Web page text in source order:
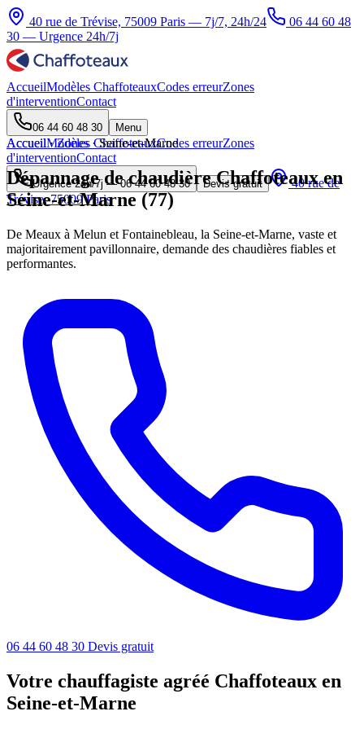
40 rue de Trévise, 75009 Paris — 7j/7, 24h/24
06 44 60 48
30 — Urgence 24h/7j
AccueilModèles ChaffoteauxCodes erreurZones
d'interventionContact
06 44 60 48 30 Menu
AccueilModèles ChaffoteauxCodes erreurZones
d'interventionContact
Urgence 24h/7j —06 44 60 48 30 Devis gratuit
40 rue de
Trévise, 75009 Paris
Accueil·Zones·Seine-et-Marne
Dépannage de chaudière Chaffoteaux en
Seine-et-Marne (77)
De Meaux à Melun et Fontainebleau, la Seine-et-Marne, vaste et
majoritairement pavillonnaire, demande des chaudières fiables et
performantes.
06 44 60 48 30 Devis gratuit
Votre chauffagiste agréé Chaffoteaux en
Seine-et-Marne